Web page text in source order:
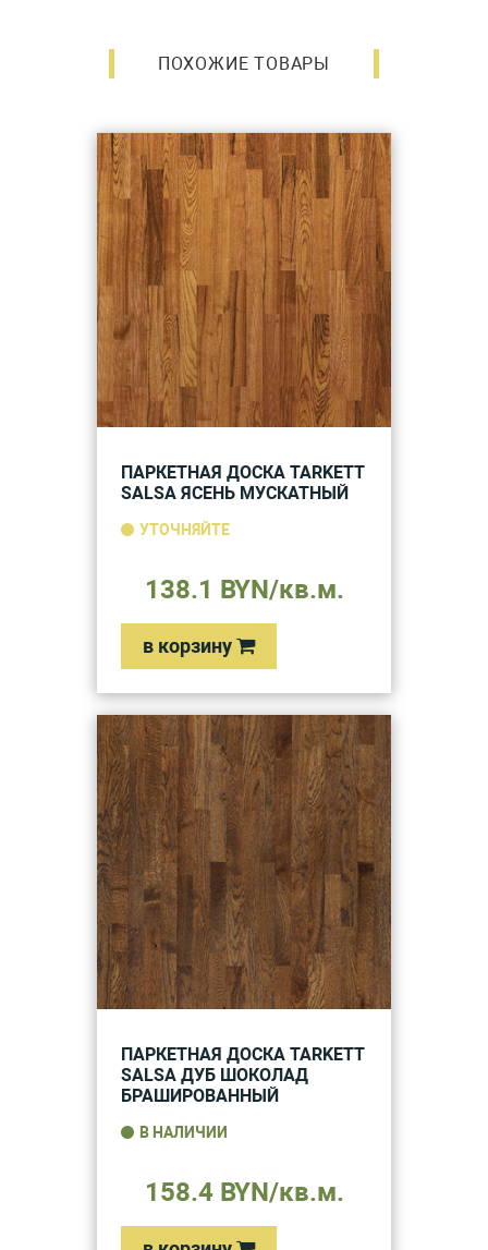
ПОХОЖИЕ ТОВАРЫ
ПАРКЕТНАЯ ДОСКА TARKETT
SALSA ЯСЕНЬ МУСКАТНЫЙ
УТОЧНЯЙТЕ
138.1 BYN/кв.м.
в корзину
ПАРКЕТНАЯ ДОСКА TARKETT
SALSA ДУБ ШОКОЛАД
БРАШИРОВАННЫЙ
В НАЛИЧИИ
158.4 BYN/кв.м.